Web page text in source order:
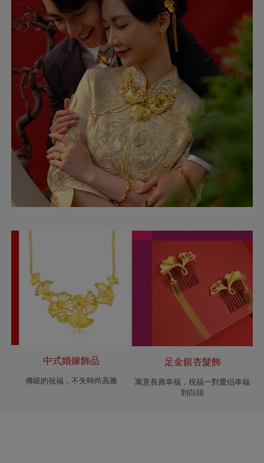
中式婚嫁飾品
傳統的祝福，不失時尚高雅
足金銀杏髮飾
寓意長壽幸福，祝福一對愛侣幸福
到白頭